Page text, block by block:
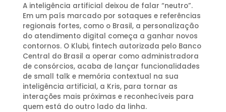
A inteligência artificial deixou de falar “neutro”.
Em um país marcado por sotaques e referências
regionais fortes, como o Brasil, a personalização
do atendimento digital começa a ganhar novos
contornos. O Klubi, fintech autorizada pelo Banco
Central do Brasil a operar como administradora
de consórcios, acaba de lançar funcionalidades
de small talk e memória contextual na sua
inteligência artificial, a Kris, para tornar as
interações mais próximas e reconhecíveis para
quem está do outro lado da linha.